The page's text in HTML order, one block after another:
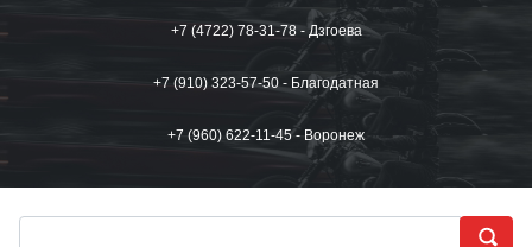
+7 (4722) 78-31-78 - Дзгоева
+7 (910) 323-57-50 - Благодатная
+7 (960) 622-11-45 - Воронеж